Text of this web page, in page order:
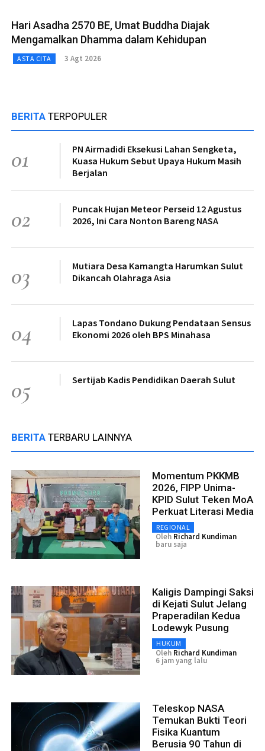
Hari Asadha 2570 BE, Umat Buddha Diajak
Mengamalkan Dhamma dalam Kehidupan
ASTA CITA 3 Agt 2026
BERITA TERPOPULER
01
PN Airmadidi Eksekusi Lahan Sengketa,
Kuasa Hukum Sebut Upaya Hukum Masih
Berjalan
02
Puncak Hujan Meteor Perseid 12 Agustus
2026, Ini Cara Nonton Bareng NASA
03
Mutiara Desa Kamangta Harumkan Sulut
Dikancah Olahraga Asia
04
Lapas Tondano Dukung Pendataan Sensus
Ekonomi 2026 oleh BPS Minahasa
05 Sertijab Kadis Pendidikan Daerah Sulut
BERITA TERBARU LAINNYA
Momentum PKKMB
2026, FIPP Unima-
KPID Sulut Teken MoA
Perkuat Literasi Media
REGIONAL
Oleh Richard Kundiman
baru saja
Kaligis Dampingi Saksi
di Kejati Sulut Jelang
Praperadilan Kedua
Lodewyk Pusung
HUKUM
Oleh Richard Kundiman
6 jam yang lalu
Teleskop NASA
Temukan Bukti Teori
Fisika Kuantum
Berusia 90 Tahun di